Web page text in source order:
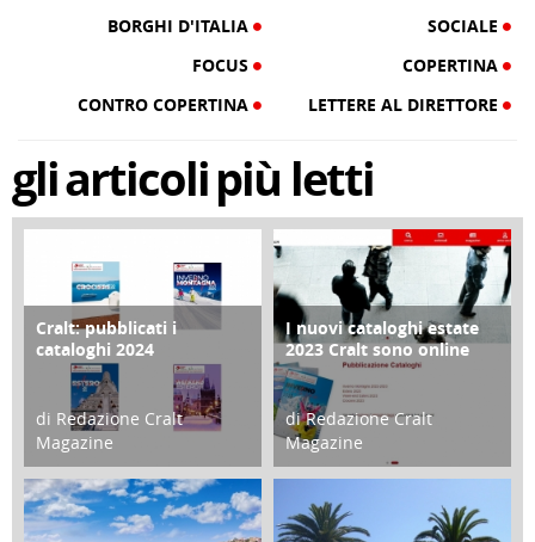
BORGHI D'ITALIA
SOCIALE
FOCUS
COPERTINA
CONTRO COPERTINA
LETTERE AL DIRETTORE
gliarticolipiù letti
COPERTINA
Cralt: pubblicati i
cataloghi 2024
di Redazione Cralt
Magazine
21 Novembre 2023
CONTRO COPERTINA
I nuovi cataloghi estate
2023 Cralt sono online
di Redazione Cralt
Magazine
07 Marzo 2023